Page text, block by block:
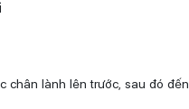
chân lành lên trước, sau đó đến